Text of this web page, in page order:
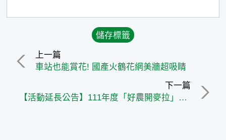
上一篇
車站也能賞花! 國產火鶴花網美牆超吸睛
下一篇
【活動延長公告】111年度「好農開麥拉」短影音徵件競賽活動